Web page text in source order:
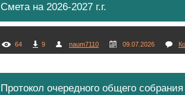
Смета на 2026-2027 г.г.
64 9 naum7110 09.07.2026
Протокол очередного общего собрания